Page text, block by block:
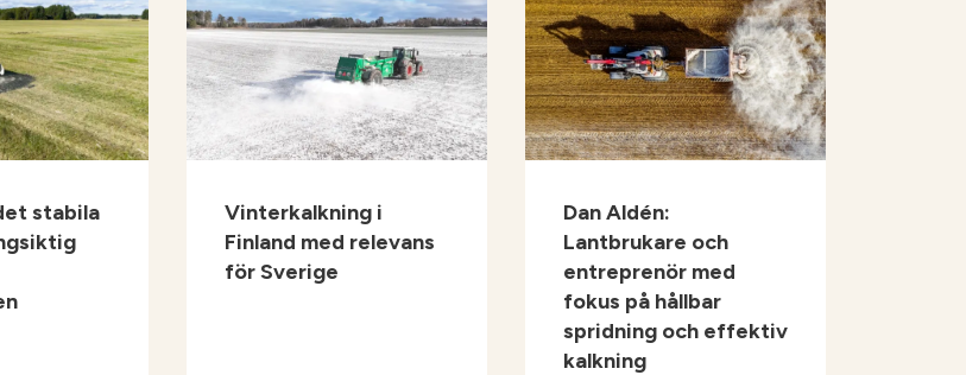
stabila
Vinterkalkning i
Finland med relevans
för Sverige
Dan Aldén:
Lantbrukare och
entreprenör med
fokus på hållbar
spridning och effektiv
kalkning